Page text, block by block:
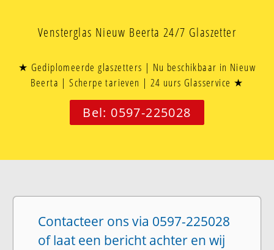
Vensterglas Nieuw Beerta 24/7 Glaszetter
★ Gediplomeerde glaszetters | Nu beschikbaar in Nieuw
Beerta | Scherpe tarieven | 24 uurs Glasservice ★
Bel: 0597-225028
Contacteer ons via 0597-225028
of laat een bericht achter en wij